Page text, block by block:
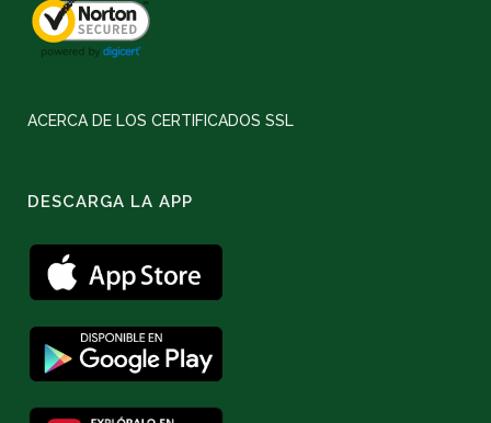
ACERCA DE LOS CERTIFICADOS SSL
DESCARGA LA APP